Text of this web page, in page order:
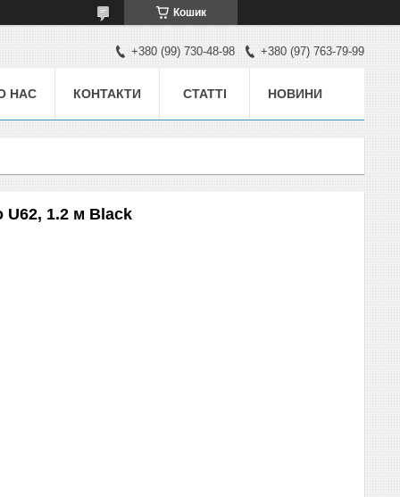
Кошик
+380 (99) 730-48-98 +380 (97) 763-79-99
НАС КОНТАКТИ СТАТТІ НОВИНИ
U62, 1.2 м Black